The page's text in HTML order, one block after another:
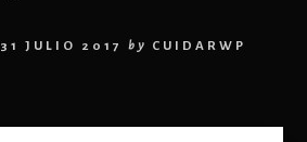
31 JULIO 2017 by CUIDARWP